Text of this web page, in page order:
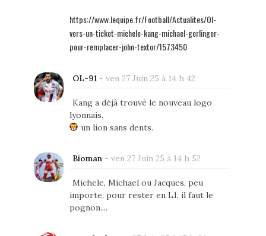
https://www.lequipe.fr/Football/Actualites/Ol-
vers-un-ticket-michele-kang-michael-gerlinger-
pour-remplacer-john-textor/1573450
OL-91 - ven 27 Juin 25 à 14 h 42
Kang a déjà trouvé le nouveau logo
lyonnais.
un lion sans dents.
Bioman - ven 27 Juin 25 à 14 h 52
Michele, Michael ou Jacques, peu
importe, pour rester en L1, il faut le
pognon....